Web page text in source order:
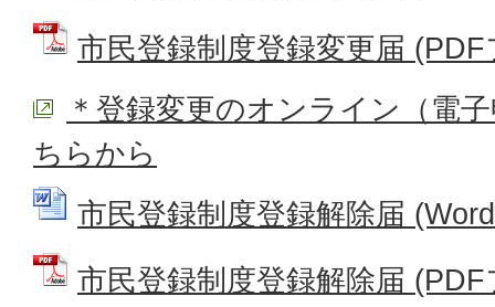
市民登録制度登録変更届
＊登録変更のオンライン（電
ちらから
市民登録制度登録解除届
市民登録制度登録解除届